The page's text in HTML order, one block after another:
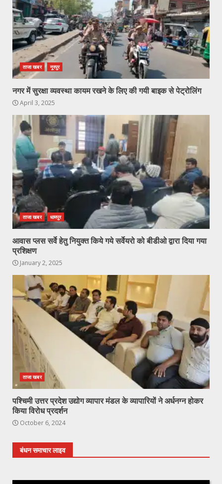
ताजा खबर नूरपुर
नगर में सुरक्षा व्यवस्था कायम रखने के लिए की गयी बाइक से पेट्रोलिंग
April 3, 2025
ताजा खबर धामपुर
आवास प्लस सर्वे हेतु नियुक्त किये गये सर्वेयरो को बीडीओ द्वारा दिया गया
प्रशिक्षण
January 2, 2025
ताजा खबर
पश्चिमी उत्तर प्रदेश उद्योग व्यापार मंडल के व्यापारियों ने अर्धनग्न होकर
किया विरोध प्रदर्शन
October 6, 2024
बंधन समाचार लाइव